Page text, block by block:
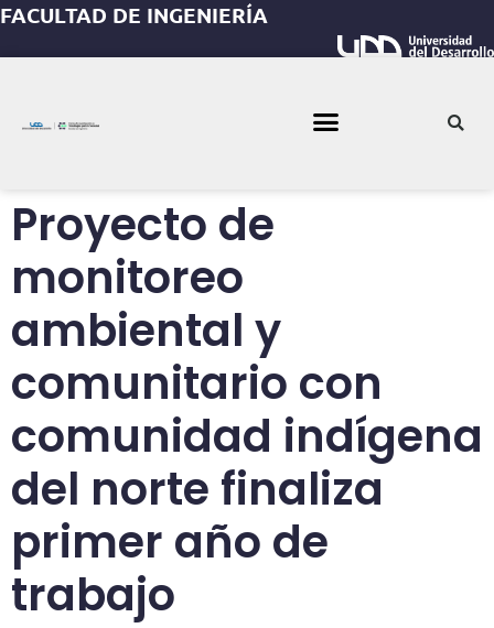
FACULTAD DE INGENIERÍA
Proyecto de
monitoreo
ambiental y
comunitario con
comunidad indígena
del norte finaliza
primer año de
trabajo